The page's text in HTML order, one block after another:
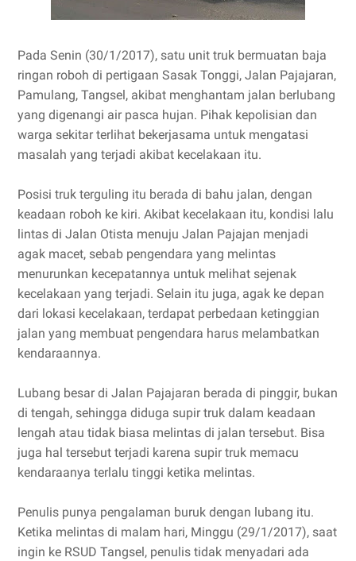
Pada Senin (30/1/2017), satu unit truk bermuatan baja
ringan roboh di pertigaan Sasak Tonggi, Jalan Pajajaran,
Pamulang, Tangsel, akibat menghantam jalan berlubang
yang digenangi air pasca hujan. Pihak kepolisian dan
warga sekitar terlihat bekerjasama untuk mengatasi
masalah yang terjadi akibat kecelakaan itu.
Posisi truk terguling itu berada di bahu jalan, dengan
keadaan roboh ke kiri. Akibat kecelakaan itu, kondisi lalu
lintas di Jalan Otista menuju Jalan Pajajan menjadi
agak macet, sebab pengendara yang melintas
menurunkan kecepatannya untuk melihat sejenak
kecelakaan yang terjadi. Selain itu juga, agak ke depan
dari lokasi kecelakaan, terdapat perbedaan ketinggian
jalan yang membuat pengendara harus melambatkan
kendaraannya.
Lubang besar di Jalan Pajajaran berada di pinggir, bukan
di tengah, sehingga diduga supir truk dalam keadaan
lengah atau tidak biasa melintas di jalan tersebut. Bisa
juga hal tersebut terjadi karena supir truk memacu
kendaraanya terlalu tinggi ketika melintas.
Penulis punya pengalaman buruk dengan lubang itu.
Ketika melintas di malam hari, Minggu (29/1/2017), saat
ingin ke RSUD Tangsel, penulis tidak menyadari ada